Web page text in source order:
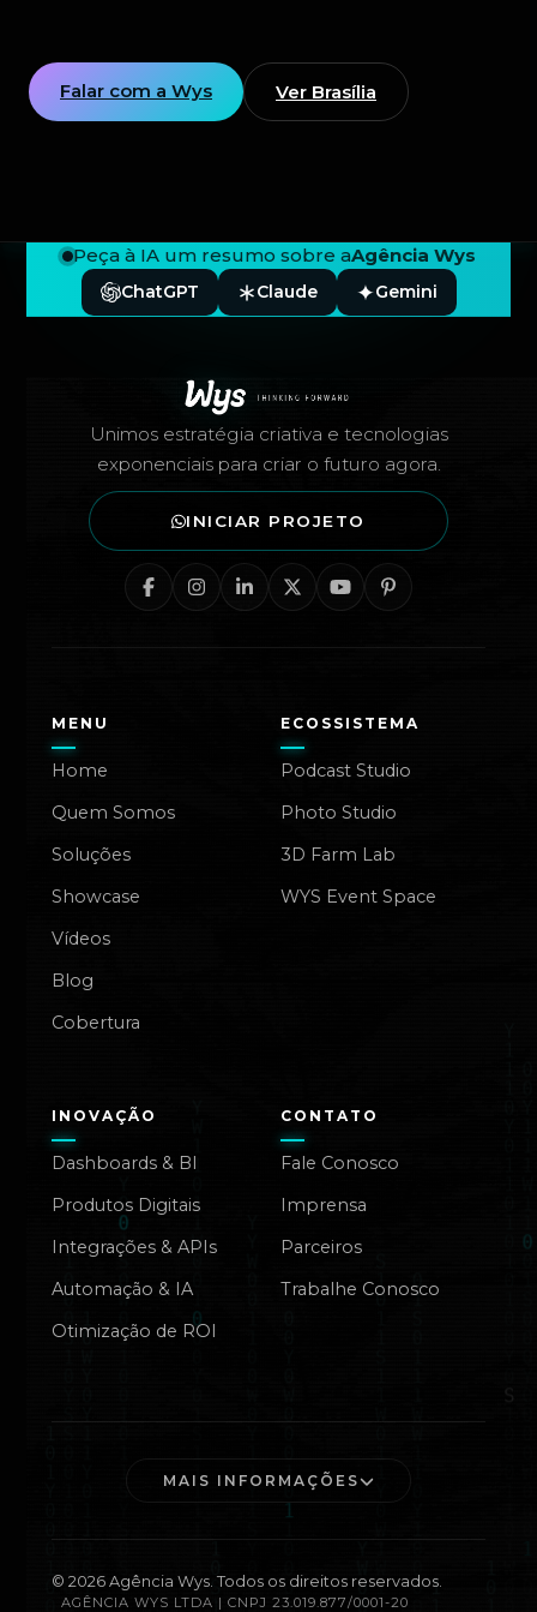
Falar com a Wys Ver Brasília
Peça à IA um resumo sobre aAgência Wys
ChatGPT Claude Gemini
Unimos estratégia criativa e tecnologias
exponenciais para criar o futuro agora.
INICIAR PROJETO
MENU
Home
Quem Somos
Soluções
Showcase
Vídeos
Blog
Cobertura
ECOSSISTEMA
Podcast Studio
Photo Studio
3D Farm Lab
WYS Event Space
INOVAÇÃO
Dashboards & BI
Produtos Digitais
Integrações & APIs
Automação & IA
Otimização de ROI
CONTATO
Fale Conosco
Imprensa
Parceiros
Trabalhe Conosco
MAIS INFORMAÇÕES
© 2026Agência Wys. Todos os direitos reservados.
AGÊNCIA WYS LTDA | CNPJ 23.019.877/0001-20